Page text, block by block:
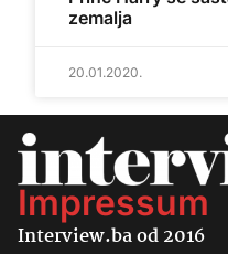
zemalja
20.01.2020.
Impressum
Interview.ba od 2016